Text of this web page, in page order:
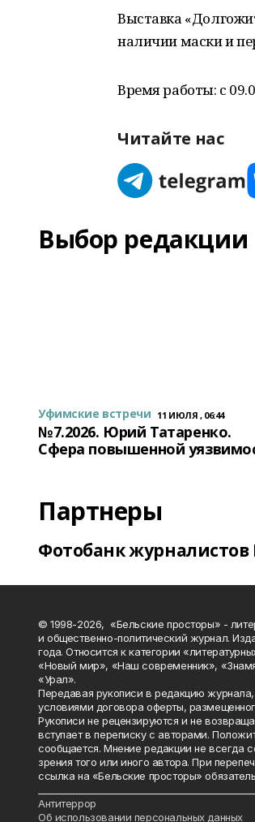
Выставка
наличии маски и
Время работы: с
Читайте нас
Выбор редакции
Уфимские встречи 11 ИЮЛЯ , 06:44
№7.2026. Юрий Татаренко.
Сфера повышенной
Партнеры
Фотобанк журналистов
© 1998-2026, «Бельские просторы» -
и общественно-политический журнал.
года. Относится к категории
«Новый мир», «Наш современник»,
«Урал».
Передавая рукописи в редакцию
условиями договора оферты,
Рукописи не рецензируются и не
вступает в переписку с авторами.
сообщается. Мнение редакции не всегда
зрения того или иного автора. При
ссылка на «Бельские просторы»
Антитеррор
Об использовании персональных данных